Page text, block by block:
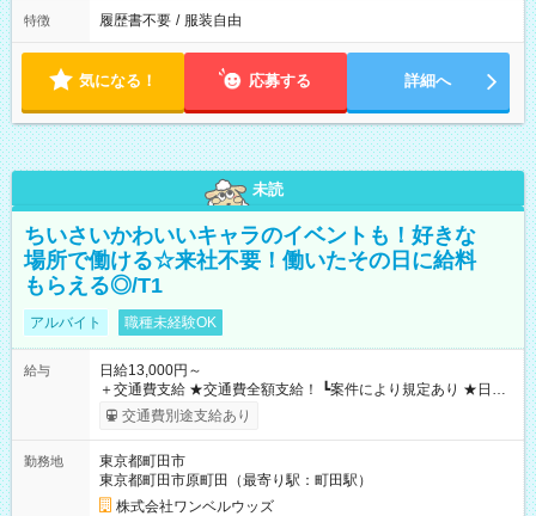
特徴 履歴書不要 / 服装自由
気になる！ 応募する 詳細へ
未読
ちいさいかわいいキャラのイベントも！好きな
場所で働ける☆来社不要！働いたその日に給料
もらえる◎/T1
アルバイト 職種未経験OK
給与
日給13,000円～
＋交通費支給 ★交通費全額支給！ ┗案件により規定あり ★日払
いOK！（規定あり） ┗働いたその日に現金GET♪ お仕事後はコ
ンビニATMから 日払い分を引き落とせます！ 【試用期間】試
交通費別途支給あり
勤務地
東京都町田市
東京都町田市原町田（最寄り駅：町田駅）
株式会社ワンベルウッズ